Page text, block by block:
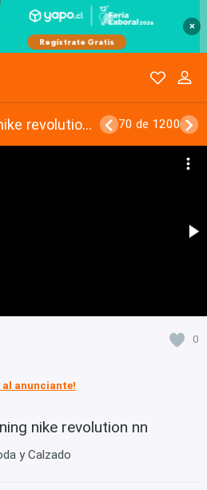
×
Zapatillas running nike revolution nn 70 de 1200
0
al anunciante!
nike revolution nn
y Calzado